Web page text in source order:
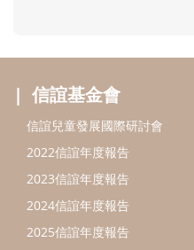
好孕袋
分齡育兒電子報
線上教養諮詢
出版服務
信誼基金出版社